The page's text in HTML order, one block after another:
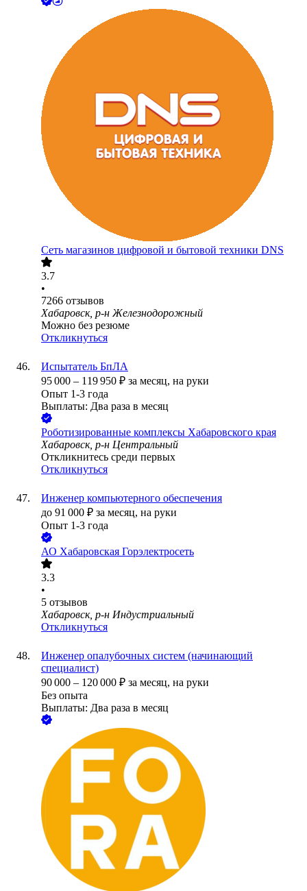
Сеть магазинов цифровой и бытовой техники DNS
3.7
•
7266 отзывов
Хабаровск, р-н Железнодорожный
Можно без резюме
Откликнуться
Испытатель БпЛА
95 000 – 119 950 ₽ за месяц, на руки
Опыт 1-3 года
Выплаты: Два раза в месяц
Роботизированные комплексы Хабаровского края
Хабаровск, р-н Центральный
Откликнитесь среди первых
Откликнуться
Инженер компьютерного обеспечения
до 91 000 ₽ за месяц, на руки
Опыт 1-3 года
АО Хабаровская Горэлектросеть
3.3
•
5 отзывов
Хабаровск, р-н Индустриальный
Откликнуться
Инженер опалубочных систем (начинающий
специалист)
90 000 – 120 000 ₽ за месяц, на руки
Без опыта
Выплаты: Два раза в месяц